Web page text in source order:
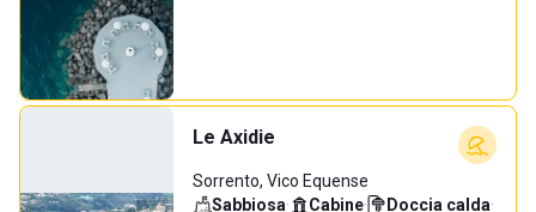
Le Axidie
Sorrento, Vico Equense
Sabbiosa· Cabine· Doccia calda·